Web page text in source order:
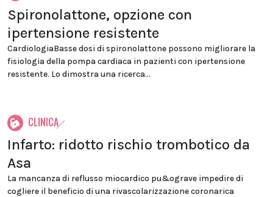
Spironolattone, opzione con
ipertensione resistente
CardiologiaBasse dosi di spironolattone possono migliorare la
fisiologia della pompa cardiaca in pazienti con ipertensione
resistente. Lo dimostra una ricerca...
CLINICA
Infarto: ridotto rischio trombotico da
Asa
La mancanza di reflusso miocardico pu&ograve impedire di
cogliere il beneficio di una rivascolarizzazione coronarica